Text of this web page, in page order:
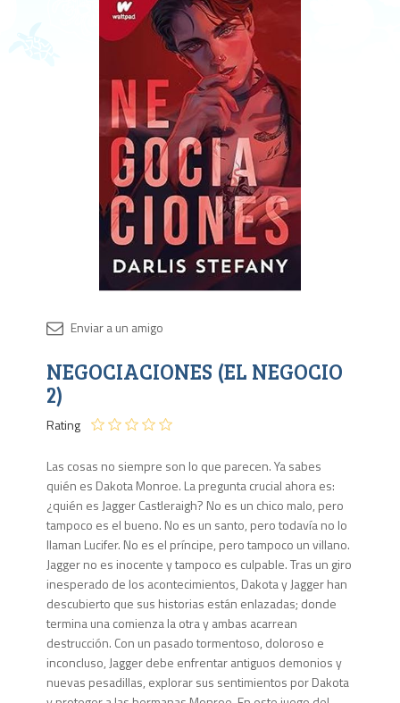
NEGOCIACIONES (EL NEGOCIO
2)
Rating
Las cosas no siempre son lo que parecen. Ya sabes
quién es Dakota Monroe. La pregunta crucial ahora es:
¿quién es Jagger Castleraigh? No es un chico malo, pero
tampoco es el bueno. No es un santo, pero todavía no lo
llaman Lucifer. No es el príncipe, pero tampoco un villano.
Jagger no es inocente y tampoco es culpable. Tras un giro
inesperado de los acontecimientos, Dakota y Jagger han
descubierto que sus historias están enlazadas; donde
termina una comienza la otra y ambas acarrean
destrucción. Con un pasado tormentoso, doloroso e
inconcluso, Jagger debe enfrentar antiguos demonios y
nuevas pesadillas, explorar sus sentimientos por Dakota